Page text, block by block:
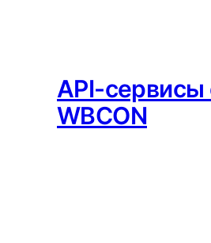
API-сервисы
WBCON